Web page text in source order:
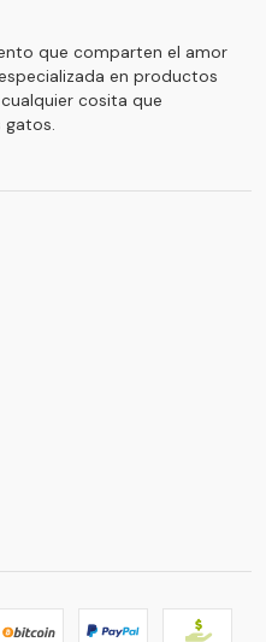
que comparten el amor
en productos
cosita que
gatos.